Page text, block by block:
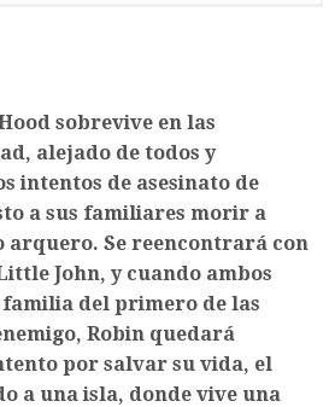
sobrevive en las
alejado de todos y
intentos de asesinato de
a sus familiares morir a
arquero. Se reencontrará con
John, y cuando ambos
del primero de las
Robin quedará
por salvar su vida, el
a una isla, donde vive una